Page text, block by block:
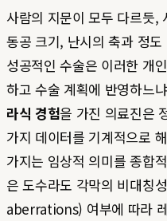
사람의 지문이 모두 다르듯,
동공 크기, 난시의 축과 정
성공적인 수술은 이러한 개
하고 수술 계획에 반영하느
라식 경험을 가진 의료진은
가지 데이터를 기계적으로
가지는 임상적 의미를 종합
은 도수라도 각막의 비대
aberrations) 여부에 따라